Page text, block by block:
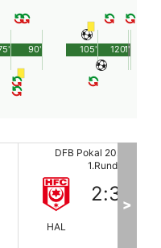
90' 120'
105' 1'
DFB Pokal 2024-2025
1.Runde
ULM
0:4 >